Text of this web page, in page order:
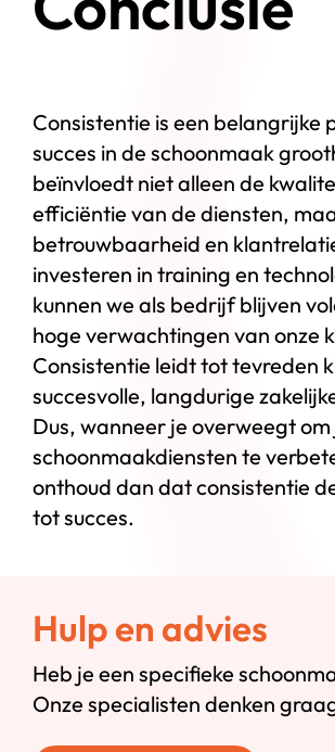
Consistentie is een belangrijke
succes in de schoonmaak
beïnvloedt niet alleen de
efficiëntie van de diensten,
betrouwbaarheid en
investeren in training en
kunnen we als bedrijf blijven
hoge verwachtingen van onze
Consistentie leidt tot tevreden
succesvolle, langdurige
Dus, wanneer je overweegt om
schoonmaakdiensten te
onthoud dan dat consistentie
tot succes.
Hulp en advies
Heb je een specifieke
Onze specialisten denken